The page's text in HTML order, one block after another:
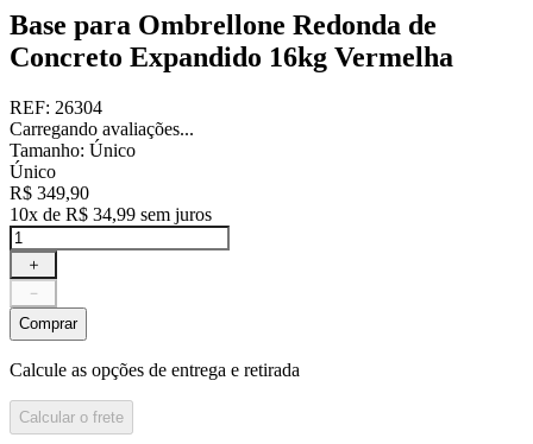
Base para Ombrellone Redonda de
Concreto Expandido 16kg Vermelha
REF: 26304
Carregando avaliações...
Tamanho: Único
Único
R$ 349,90
10x de R$ 34,99 sem juros
＋
－
Comprar
Calcule as opções de entrega e retirada
Calcular o frete